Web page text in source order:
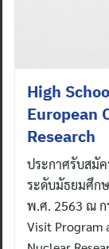
High
European
Research
ประกาศรับสมัค
ระดับมัธยมศึก
พ.ศ. 2563 ณ ก
Visit Program